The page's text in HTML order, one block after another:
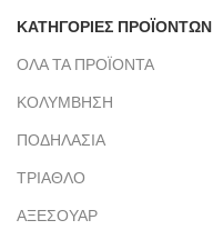
ΚΑΤΗΓΟΡΙΕΣ ΠΡΟΪΟΝΤΩΝ
ΟΛΑ ΤΑ ΠΡΟΪΟΝΤΑ
ΚΟΛΥΜΒΗΣΗ
ΠΟΔΗΛΑΣΙΑ
ΤΡΙΑΘΛΟ
ΑΞΕΣΟΥΑΡ